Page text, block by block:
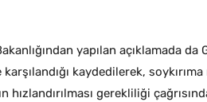
yapılan açıklamada
kaydedilerek,
hızlandırılması gerekliliği